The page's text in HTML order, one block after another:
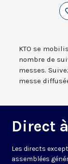
KTO se
nombre de
messes.
messe
Direct
Les directs
assemblées